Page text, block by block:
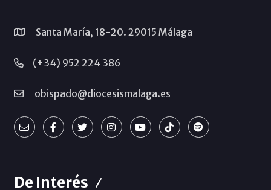
Santa María, 18-20. 29015 Málaga
(+34) 952 224 386
obispado@diocesismalaga.es
De Interés